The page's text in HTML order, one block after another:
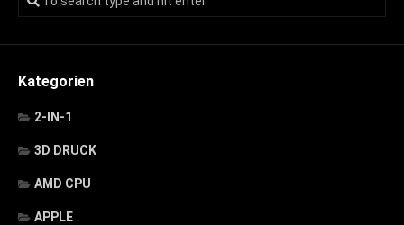
Kategorien
2-IN-1
3D DRUCK
AMD CPU
APPLE